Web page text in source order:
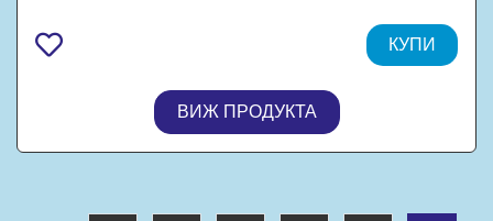
КУПИ
ВИЖ ПРОДУКТА